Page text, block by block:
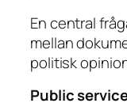
En central
mellan
politisk
Public